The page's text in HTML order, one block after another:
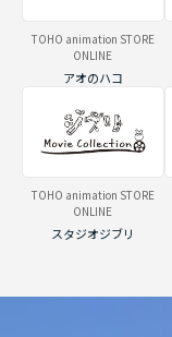
TOHO animation STORE
ONLINE
アオのハコ
TOHO animation STORE
ONLINE
スタジオジブリ